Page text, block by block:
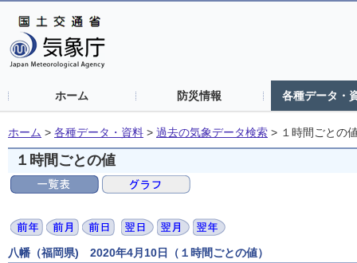
ホーム 防災情報 各種データ・
ホーム > 各種データ・資料 > 過去の気象データ検索 > １時間ごとの
１時間ごとの値
八幡（福岡県) 2020年4月10日（１時間ごとの値）